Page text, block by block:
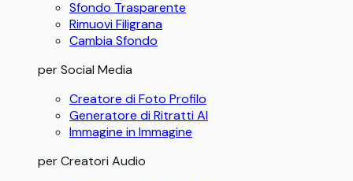
Sfondo Trasparente
Rimuovi Filigrana
Cambia Sfondo
per Social Media
Creatore di Foto Profilo
Generatore di Ritratti AI
Immagine in Immagine
per Creatori Audio